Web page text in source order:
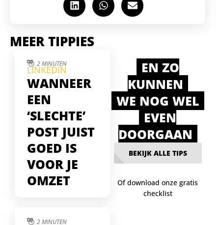
MEER TIPPIES
2 MINUTEN
LINKEDIN
WANNEER
EEN
‘SLECHTE’
POST JUIST
GOED IS
VOOR JE
OMZET
2 MINUTEN
EN ZO
KUNNEN
WE NOG WEL
EVEN
DOORGAAN
BEKIJK ALLE TIPS
Of download onze gratis
checklist